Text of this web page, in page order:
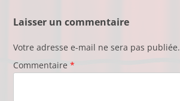
Laisser un commentaire
Votre adresse e-mail ne sera pas publiée.
Commentaire *